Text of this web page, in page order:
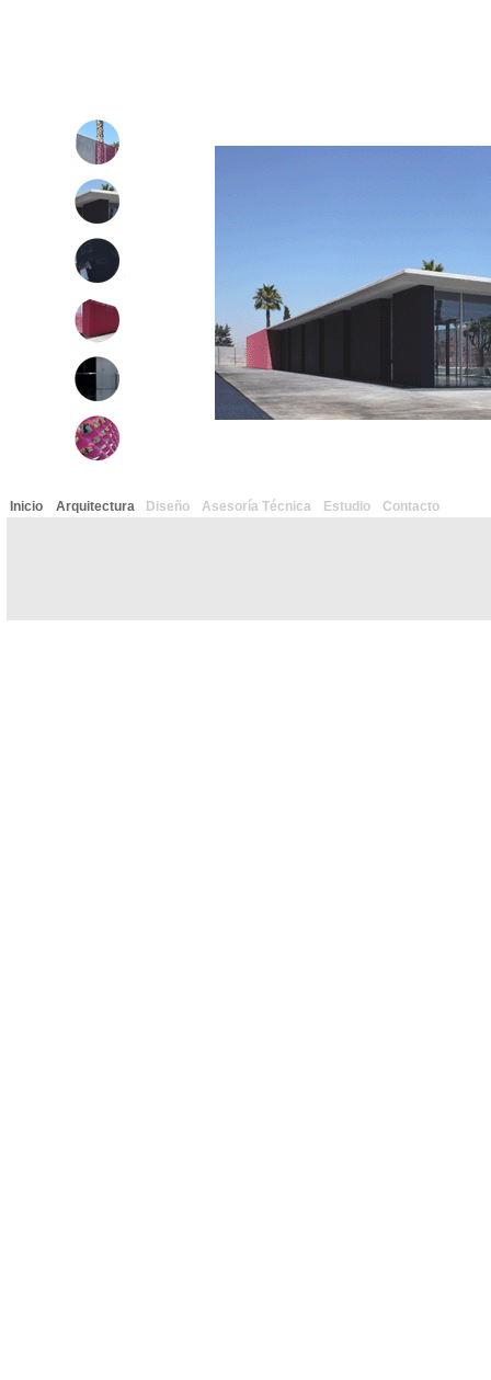
Inicio Arquitectura Diseño Asesoría Técnica Estudio Contacto